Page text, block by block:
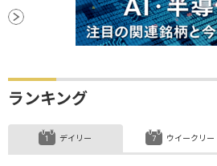
ランキング
デイリー ウイークリー